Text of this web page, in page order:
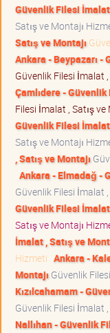
Güvenlik Filesi İmalat
Satış ve Montajı
Satış ve Montajı
Ankara - Beypazarı -
Güvenlik Filesi İmalat
Çamlıdere -
Filesi İmalat , Satış
Güvenlik Filesi İmalat
Satış ve Montajı
, Satış ve Montajı
Ankara - Elmadağ -
Güvenlik Filesi İmalat
Güvenlik Filesi İmalat
Satış ve Montajı
İmalat , Satış ve
Hizmeti Ankara -
Montajı Güvenlik
Kızılcahamam -
Güvenlik Filesi İmalat
Nallıhan - Güvenlik